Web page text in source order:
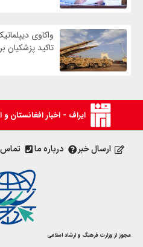
واکاوی
تاکید پزشکیان
ایراف - اخبار افغانستان و
ارسال خبر درباره ما تماس
مجوز از وزارت فرهنگ و ارشاد اسلامی